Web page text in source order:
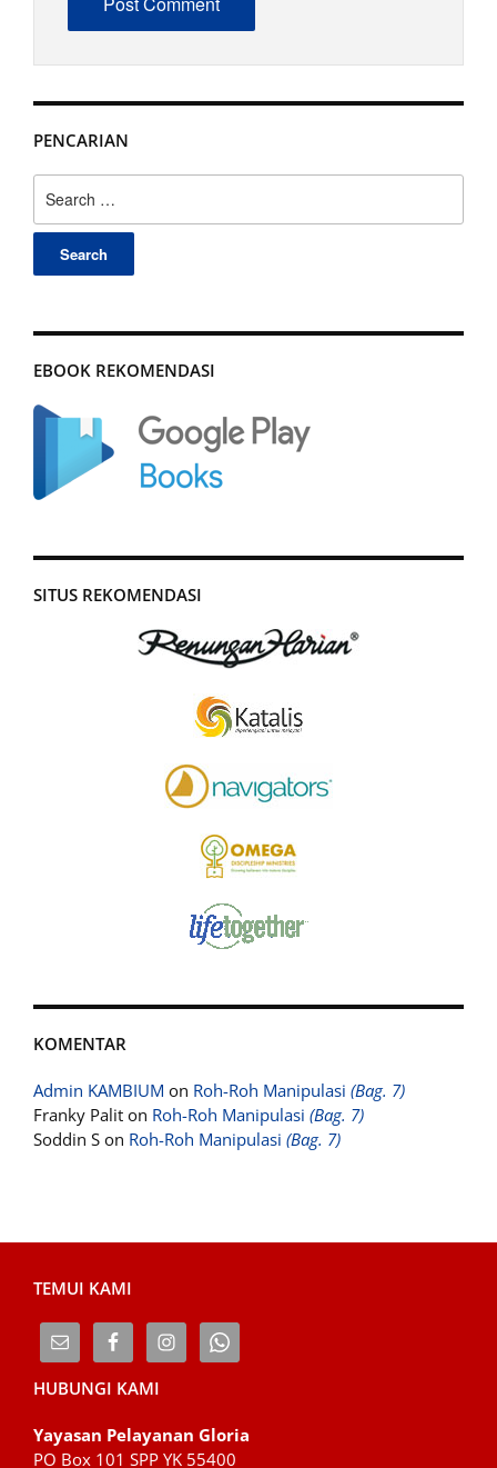
PENCARIAN
for:
EBOOK REKOMENDASI
SITUS REKOMENDASI
KOMENTAR
Admin KAMBIUM on Roh-Roh Manipulasi (Bag. 7)
Franky Palit on Roh-Roh Manipulasi (Bag. 7)
Soddin S on Roh-Roh Manipulasi (Bag. 7)
TEMUI KAMI
HUBUNGI KAMI
Yayasan Pelayanan Gloria
PO Box 101 SPP YK 55400